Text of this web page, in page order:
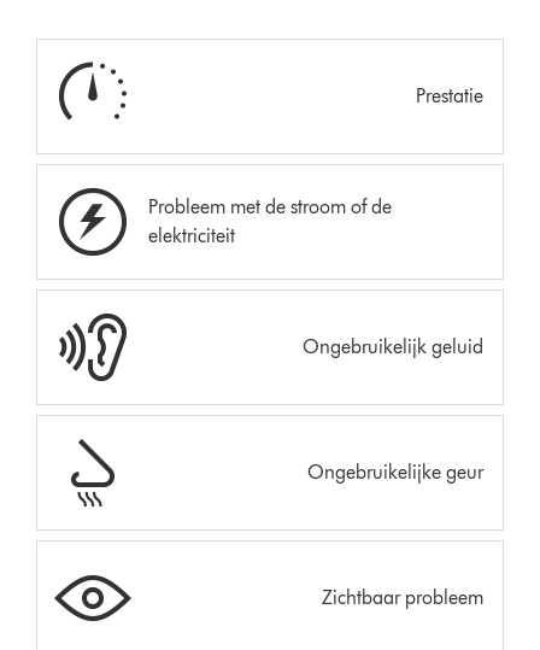
Prestatie
Probleem met de stroom of de
elektriciteit
Ongebruikelijk geluid
Ongebruikelijke geur
Zichtbaar probleem